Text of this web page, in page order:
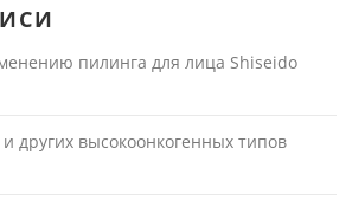
пилинга для лица Shiseido
других высокоонкогенных типов